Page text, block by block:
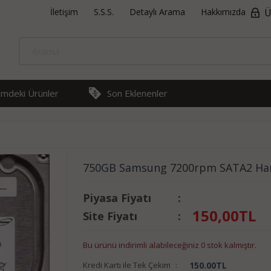
İletişim S.S.S. Detaylı Arama Hakkımızda
Ürünler Son Eklenenler
750GB Samsung 7200rpm SATA2
Piyasa Fiyatı
:
Site Fiyatı
: 150,00TL
Bu ürünü indirimli alabileceğiniz 0 stok kalmıştır.
Kredi Kartı ile Tek Çekim : 150.00TL